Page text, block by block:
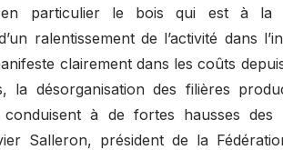
en particulier le bois qui est à la
ralentissement de l’activité dans
clairement dans les coûts
la désorganisation des filières
conduisent à de fortes hausses
Salleron, président de la